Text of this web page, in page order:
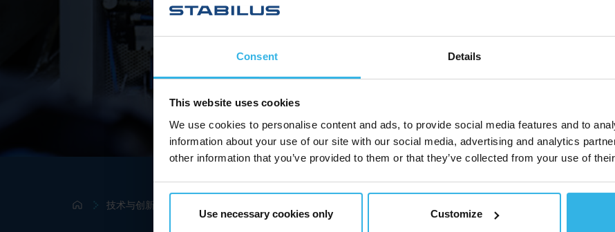
Consent Details
This website uses cookies
We use cookies to personalise content and ads, to provide social media features and to
information about your use of our site with our social media, advertising and analytics
other information that you’ve provided to them or that they’ve collected from your use of
Use necessary cookies only Customize
技术与创新